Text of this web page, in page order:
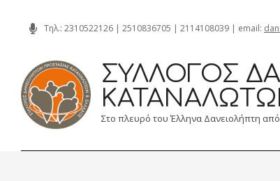
content
Τηλ.: 2310522126 | 2510836705 | 2114108039 | email:
ΣΎΛΛΟΓΟΣ
Στο πλευρό του Έλληνα Δανειολήπτη